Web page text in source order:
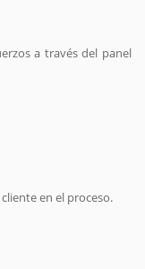
a través del panel
en el proceso.